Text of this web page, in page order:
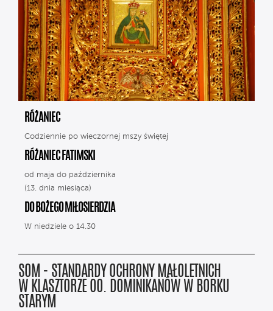
RÓŻANIEC
Codziennie po wieczornej mszy świętej
RÓŻANIEC FATIMSKI
od maja do października
(13. dnia miesiąca)
DO BOŻEGO MIŁOSIERDZIA
W niedziele o 14.30
SOM - STANDARDY OCHRONY MAŁOLETNICH
W KLASZTORZE OO. DOMINIKANÓW W BORKU
STARYM